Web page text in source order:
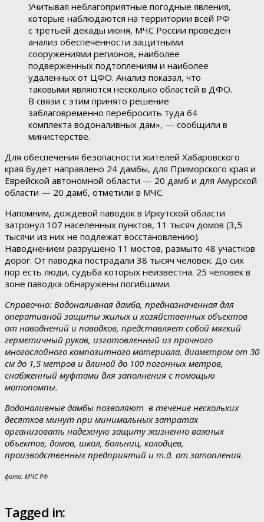
Учитывая неблагоприятные погодные явления,
которые наблюдаются на территории всей РФ
с третьей декады июня, МЧС России проведен
анализ обеспеченности защитными
сооружениями регионов, наиболее
подверженных подтоплениям и наиболее
удаленных от ЦФО. Анализ показал, что
таковыми являются несколько областей в ДФО.
В связи с этим принято решение
заблаговременно перебросить туда 64
комплекта водоналивных дам», — сообщили в
министерстве.
Для обеспечения безопасности жителей Хабаровского
края будет направлено 24 дамбы, для Приморского края и
Еврейской автономной области — 20 дамб и для Амурской
области — 20 дамб, отметили в МЧС.
Напомним, дождевой паводок в Иркутской области
затронул 107 населенных пунктов, 11 тысяч домов (3,5
тысячи из них не подлежат восстановлению).
Наводнением разрушено 11 мостов, размыто 48 участков
дорог. От паводка пострадали 38 тысяч человек. До сих
пор есть люди, судьба которых неизвестна. 25 человек в
зоне паводка обнаружены погибшими.
Справочно: Водоналивная дамба, предназначенная для
оперативной защиты жилых и хозяйственных объектов
от наводнений и паводков, представляет собой мягкий
герметичный рукав, изготовленный из прочного
многослойного композитного материала, диаметром от 30
см до 1,5 метров и длиной до 100 погонных метров,
снабженный муфтами для заполнения с помощью
мотопомпы.
Водоналивные дамбы позволяют в течение нескольких
десятков минут при минимальных затратах
организовать надежную защиту жизненно важных
объектов, домов, школ, больниц, колодцев,
производственных предприятий и т.д. от затопления.
фото: МЧС РФ
Tagged in: